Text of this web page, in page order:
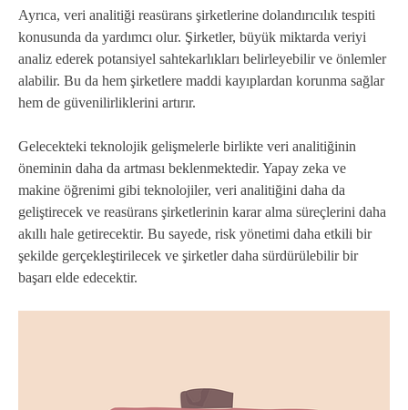
Ayrıca, veri analitiği reasürans şirketlerine dolandırıcılık tespiti
konusunda da yardımcı olur. Şirketler, büyük miktarda veriyi
analiz ederek potansiyel sahtekarlıkları belirleyebilir ve önlemler
alabilir. Bu da hem şirketlere maddi kayıplardan korunma sağlar
hem de güvenilirliklerini artırır.
Gelecekteki teknolojik gelişmelerle birlikte veri analitiğinin
öneminin daha da artması beklenmektedir. Yapay zeka ve
makine öğrenimi gibi teknolojiler, veri analitiğini daha da
geliştirecek ve reasürans şirketlerinin karar alma süreçlerini daha
akıllı hale getirecektir. Bu sayede, risk yönetimi daha etkili bir
şekilde gerçekleştirilecek ve şirketler daha sürdürülebilir bir
başarı elde edecektir.